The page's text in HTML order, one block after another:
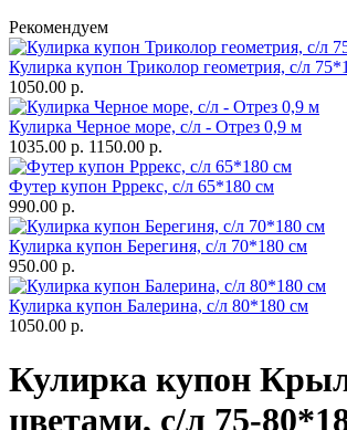
Рекомендуем
Кулирка купон Триколор геометрия, с/л
1050.00 р.
Кулирка Черное море, с/л - Отрез 0,9 м
1035.00 р. 1150.00 р.
Футер купон Рррекс, с/л 65*180 см
990.00 р.
Кулирка купон Берегиня, с/л 70*180 см
950.00 р.
Кулирка купон Балерина, с/л 80*180 см
1050.00 р.
Кулирка купон
цветами, с/л 75-